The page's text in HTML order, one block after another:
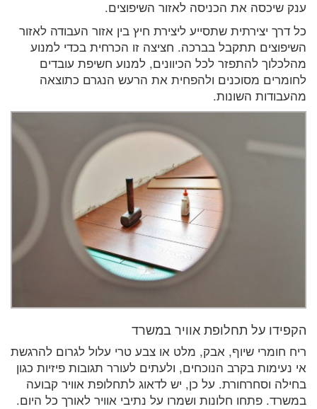
ענק שיכסה את הכניסה לאזור השיפוצים.
כל דרך יצירתית שתסייע ליצירת חיץ בין אזור העבודה לאזור
השיפוצים תתקבל בברכה. חציצה זו הכרחית בכדי למנוע
מהלכלוך להתפזר לכל הכיוונים, למנוע חשיפת עובדים
לחומרים מסוכנים ולהפחית את הרעש הנגרם כתוצאה
מהעבודות השונות.
הקפידו על תחלופת אוויר במשרד
ריח חומרי שיוף, אבק, מלט או צבע טרי עלול לגרום להרגשת
אי נעימות בקרב הנוכחים, ולעתים לעורר תגובות פיזיות כגון
בחילה וסחרחורת. על כן, יש לדאוג לתחלופת אוויר קבועה
במשרד. פתחו חלונות ושמרו על נתיבי אוויר לאורך כל היום.